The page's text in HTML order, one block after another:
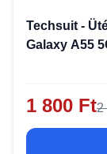
Techsuit -
Galaxy A55
1 800 Ft2